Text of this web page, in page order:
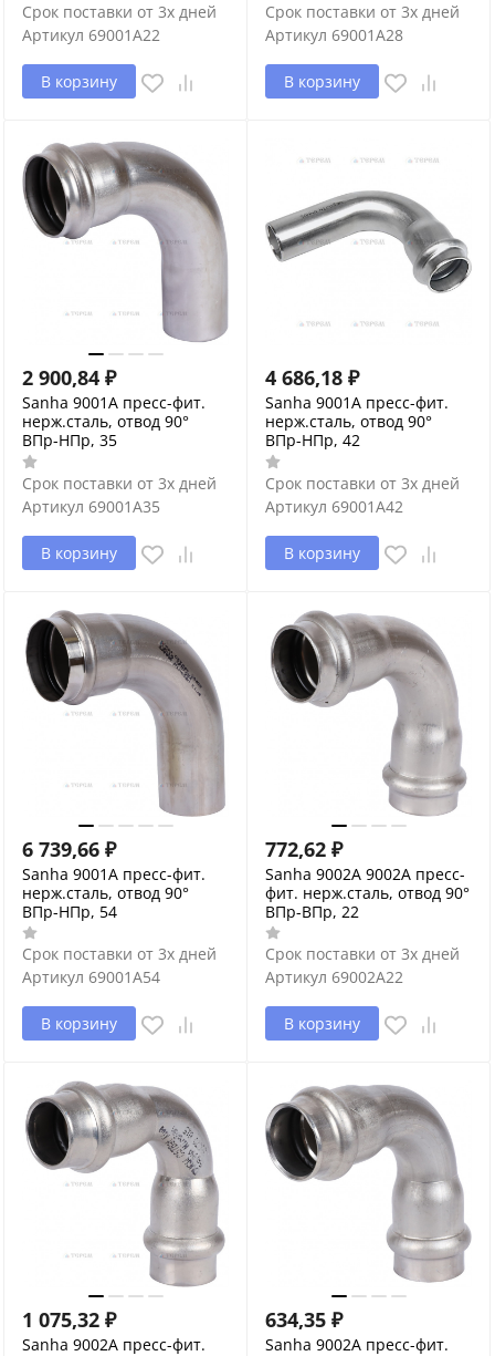
Срок поставки от 3х дней
Артикул 69001A22
В корзину
Срок поставки от 3х дней
Артикул 69001A28
В корзину
2 900,84 ₽
Sanha 9001A пресс-фит.
нерж.сталь, отвод 90°
ВПр-НПр, 35
Срок поставки от 3х дней
Артикул 69001A35
В корзину
4 686,18 ₽
Sanha 9001A пресс-фит.
нерж.сталь, отвод 90°
ВПр-НПр, 42
Срок поставки от 3х дней
Артикул 69001A42
В корзину
6 739,66 ₽
Sanha 9001A пресс-фит.
нерж.сталь, отвод 90°
ВПр-НПр, 54
Срок поставки от 3х дней
Артикул 69001A54
В корзину
772,62 ₽
Sanha 9002A 9002A пресс-
фит. нерж.сталь, отвод 90°
ВПр-ВПр, 22
Срок поставки от 3х дней
Артикул 69002A22
В корзину
1 075,32 ₽
Sanha 9002A пресс-фит.
634,35 ₽
Sanha 9002A пресс-фит.